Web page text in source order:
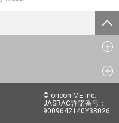
© oricon ME inc.
JASRAC許諾番号：
9009642140Y38026